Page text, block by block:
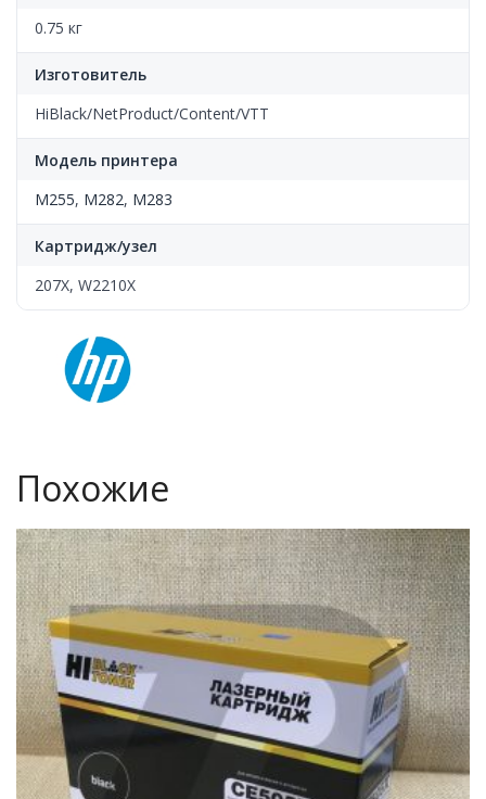
0.75 кг
Изготовитель
HiBlack/NetProduct/Content/VTT
Модель принтера
M255, M282, M283
Картридж/узел
207X, W2210X
Похожие